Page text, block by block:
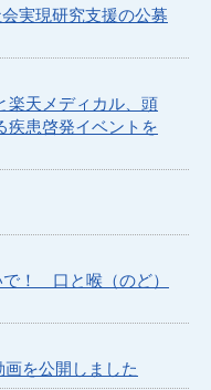
実現研究支援の公募
楽天メディカル、頭
疾患啓発イベントを
で！ 口と喉（のど）
画を公開しました